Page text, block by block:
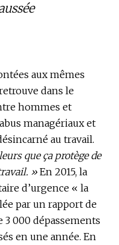
aux mêmes
dans le
hommes et
managériaux et
au travail.
que ça protège de
»En 2015, la
d’urgence « la
par un rapport de
3 000 dépassements
en une année. En